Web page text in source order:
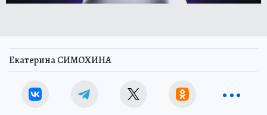
Екатерина СИМОХИНА